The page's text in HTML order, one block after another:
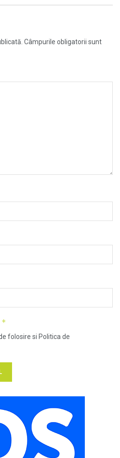
Câmpurile obligatorii sunt
*
folosire si Politica de